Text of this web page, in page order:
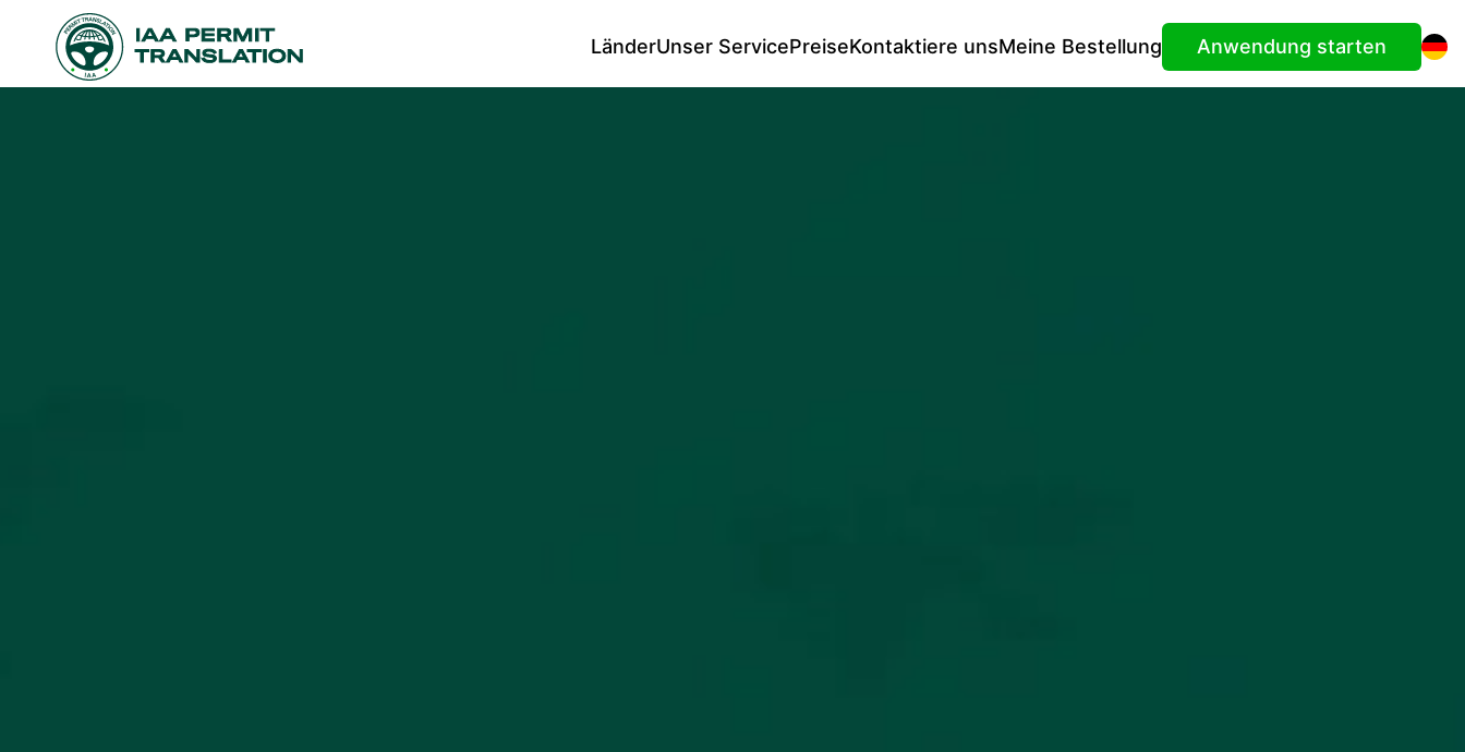
LänderUnser ServicePreiseKontaktiere unsMeine Bestellung Anwendung starten